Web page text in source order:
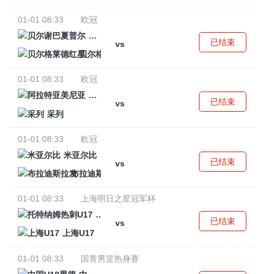
01-01 08:33
欧冠
贝尔谢巴夏普尔
vs
贝尔格莱德红星
已结束
01-01 08:33
欧冠
阿拉特亚美尼亚
vs
采列
已结束
01-01 08:33
欧冠
米亚尔比
vs
布拉迪斯拉发
已结束
01-01 08:33
上海明日之星冠军杯
托特纳姆热刺U17
vs
上海U17
已结束
01-01 08:33
国青男篮热身赛